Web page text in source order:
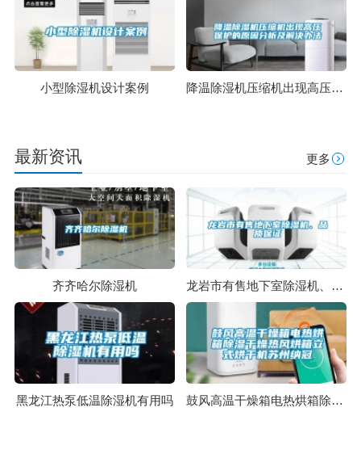
小型除湿机设计案例 降温除湿机压缩机出现高压保护的原因分析及解决办法
最新资讯 更多
齐齐哈尔除湿机 龙岩市有售地下室除湿机、品质保证
黑龙江热泵低温除湿机有用吗 鼓风高温干燥箱电热烘箱除湿干燥热风烘箱立式烘干机苏州纳冠